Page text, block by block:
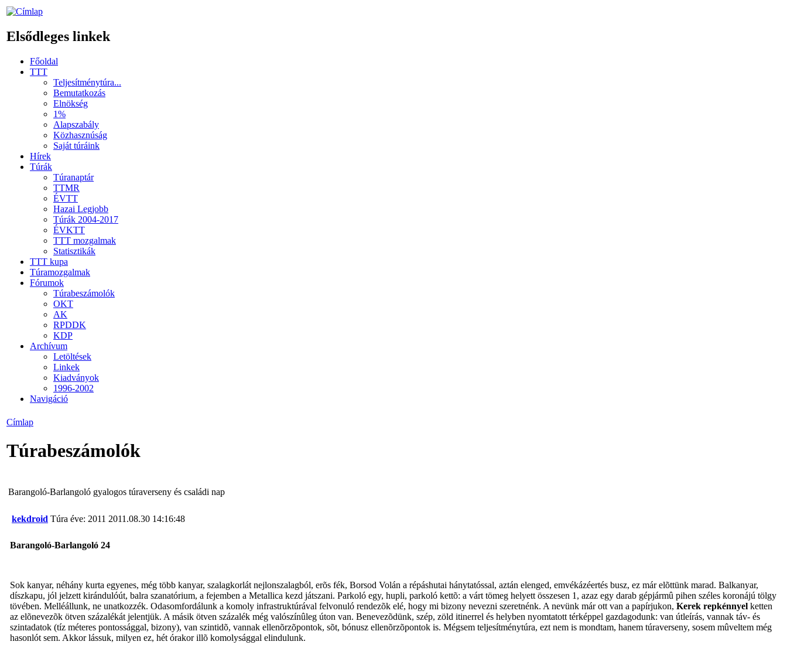
Elsődleges linkek
Főoldal
TTT
Teljesítménytúra...
Bemutatkozás
Elnökség
1%
Alapszabály
Közhasznúság
Saját túráink
Hírek
Túrák
Túranaptár
TTMR
ÉVTT
Hazai Legjobb
Túrák 2004-2017
ÉVKTT
TTT mozgalmak
Statisztikák
TTT kupa
Túramozgalmak
Fórumok
Túrabeszámolók
OKT
AK
RPDDK
KDP
Archívum
Letöltések
Linkek
Kiadványok
1996-2002
Navigáció
Címlap
Túrabeszámolók
Barangoló-Barlangoló gyalogos túraverseny és családi nap
kekdroid Túra éve: 2011 2011.08.30 14:16:48
Barangoló-Barlangoló 24
Sok kanyar, néhány kurta egyenes, még több kanyar, szalagkorlát nejlonszalagból, erõs fék, Borsod Volán a répáshutai hánytatóssal, aztán elenged, emvékázéertés busz, ez már elõttünk marad. Balkanyar,
díszkapu, jól jelzett kirándulóút, balra szanatórium, a fejemben a Metallica kezd játszani. Parkoló egy, hupli, parkoló kettõ: a várt tömeg helyett összesen 1, azaz egy darab gépjármû pihen széles koronájú tölgy
tövében. Melléállunk, ne unatkozzék. Odasomfordálunk a komoly infrastruktúrával felvonuló rendezõk elé, hogy mi bizony nevezni szeretnénk. A nevünk már ott van a papírjukon, Kerek repkénnyel ketten
az elõnevezõk ötven százalékát jelentjük. A másik ötven százalék még valószínûleg úton van. Benevezõdünk, szép, zöld itinerrel és helyben nyomtatott térképpel gazdagodunk: van útleírás, vannak táv- és
szintadatok (tíz méteres pontossággal, bizony), van szintidõ, vannak ellenõrzõpontok, sõt, bónusz ellenõrzõpontok is. Mégsem teljesítménytúra, ezt nem is mondtam, hanem túraverseny, sosem mûveltem még
hasonlót sem. Akkor lássuk, milyen ez, hét órakor illõ komolysággal elindulunk.